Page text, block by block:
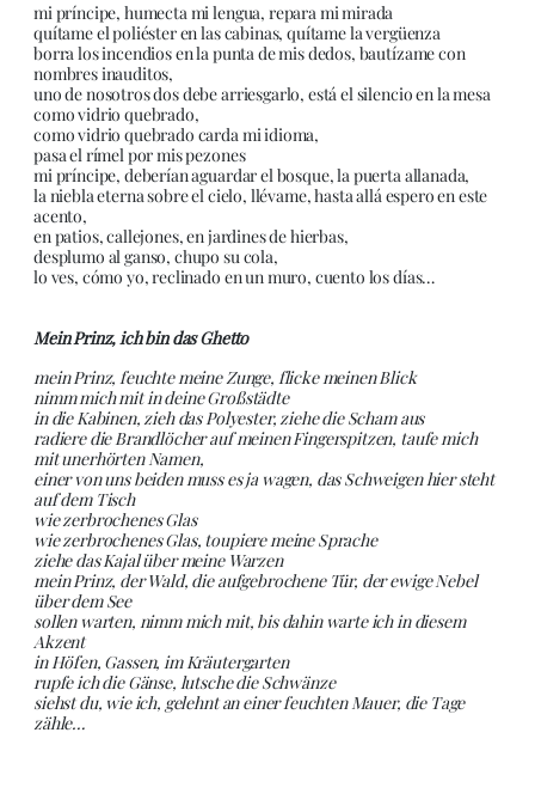
mi príncipe, humecta mi lengua, repara mi mirada
quítame el poliéster en las cabinas, quítame la vergüenza
borra los incendios en la punta de mis dedos, bautízame con
nombres inauditos,
uno de nosotros dos debe arriesgarlo, está el silencio en la mesa
como vidrio quebrado,
como vidrio quebrado carda mi idioma,
pasa el rímel por mis pezones
mi príncipe, deberían aguardar el bosque, la puerta allanada,
la niebla eterna sobre el cielo, llévame, hasta allá espero en este
acento,
en patios, callejones, en jardines de hierbas,
desplumo al ganso, chupo su cola,
lo ves, cómo yo, reclinado en un muro, cuento los días…
Mein Prinz, ich bin das Ghetto
mein Prinz, feuchte meine Zunge, flicke meinen Blick
nimm mich mit in deine Großstädte
in die Kabinen, zieh das Polyester, ziehe die Scham aus
radiere die Brandlöcher auf meinen Fingerspitzen, taufe mich
mit unerhörten Namen,
einer von uns beiden muss es ja wagen, das Schweigen hier steht
auf dem Tisch
wie zerbrochenes Glas
wie zerbrochenes Glas, toupiere meine Sprache
ziehe das Kajal über meine Warzen
mein Prinz, der Wald, die aufgebrochene Tür, der ewige Nebel
über dem See
sollen warten, nimm mich mit, bis dahin warte ich in diesem
Akzent
in Höfen, Gassen, im Kräutergarten
rupfe ich die Gänse, lutsche die Schwänze
siehst du, wie ich, gelehnt an einer feuchten Mauer, die Tage
zähle…